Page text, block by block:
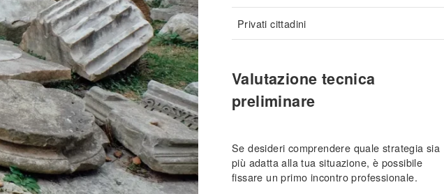
Privati cittadini
Valutazione tecnica
preliminare
Se desideri comprendere quale strategia sia
più adatta alla tua situazione, è possibile
fissare un primo incontro professionale.